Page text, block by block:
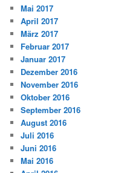
Mai 2017
April 2017
März 2017
Februar 2017
Januar 2017
Dezember 2016
November 2016
Oktober 2016
September 2016
August 2016
Juli 2016
Juni 2016
Mai 2016